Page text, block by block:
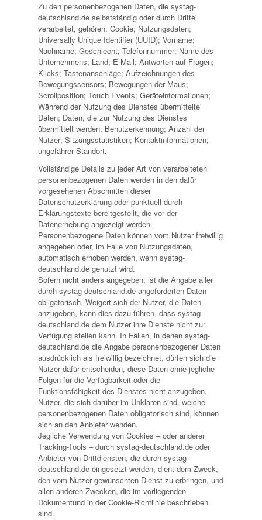
Zu den personenbezogenen Daten, die systag-
deutschland.de selbstständig oder durch Dritte
verarbeitet, gehören: Cookie; Nutzungsdaten;
Universally Unique Identifier (UUID); Vorname;
Nachname; Geschlecht; Telefonnummer; Name des
Unternehmens; Land; E-Mail; Antworten auf Fragen;
Klicks; Tastenanschläge; Aufzeichnungen des
Bewegungssensors; Bewegungen der Maus;
Scrollposition; Touch Events; Geräteinformationen;
Während der Nutzung des Dienstes übermittelte
Daten; Daten, die zur Nutzung des Dienstes
übermittelt werden; Benutzerkennung; Anzahl der
Nutzer; Sitzungsstatistiken; Kontaktinformationen;
ungefährer Standort.
Vollständige Details zu jeder Art von verarbeiteten
personenbezogenen Daten werden in den dafür
vorgesehenen Abschnitten dieser
Datenschutzerklärung oder punktuell durch
Erklärungstexte bereitgestellt, die vor der
Datenerhebung angezeigt werden.
Personenbezogene Daten können vom Nutzer freiwillig
angegeben oder, im Falle von Nutzungsdaten,
automatisch erhoben werden, wenn systag-
deutschland.de genutzt wird.
Sofern nicht anders angegeben, ist die Angabe aller
durch systag-deutschland.de angeforderten Daten
obligatorisch. Weigert sich der Nutzer, die Daten
anzugeben, kann dies dazu führen, dass systag-
deutschland.de dem Nutzer ihre Dienste nicht zur
Verfügung stellen kann. In Fällen, in denen systag-
deutschland.de die Angabe personenbezogener Daten
ausdrücklich als freiwillig bezeichnet, dürfen sich die
Nutzer dafür entscheiden, diese Daten ohne jegliche
Folgen für die Verfügbarkeit oder die
Funktionsfähigkeit des Dienstes nicht anzugeben.
Nutzer, die sich darüber im Unklaren sind, welche
personenbezogenen Daten obligatorisch sind, können
sich an den Anbieter wenden.
Jegliche Verwendung von Cookies – oder anderer
Tracking-Tools – durch systag-deutschland.de oder
Anbieter von Drittdiensten, die durch systag-
deutschland.de eingesetzt werden, dient dem Zweck,
den vom Nutzer gewünschten Dienst zu erbringen, und
allen anderen Zwecken, die im vorliegenden
Dokumentund in der Cookie-Richtlinie beschrieben
sind.